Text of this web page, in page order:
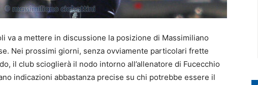
va a mettere in discussione la posizione di Massimiliano
Nei prossimi giorni, senza ovviamente particolari frette
il club scioglierà il nodo intorno all’allenatore di Fucecchio
indicazioni abbastanza precise su chi potrebbe essere il